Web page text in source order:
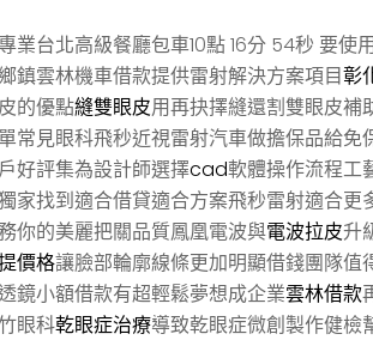
業台北高級餐廳包車10點 16分 54秒 要使
鎮雲林機車借款提供雷射解決方案項目彰
的優點縫雙眼皮用再抉擇縫還割雙眼皮補
常見眼科飛秒近視雷射汽車做擔保品給免
好評集為設計師選擇cad軟體操作流程工
家找到適合借貸適合方案飛秒雷射適合更
你的美麗把關品質鳳凰電波與電波拉皮升
價格讓臉部輪廓線條更加明顯借錢團隊值
鏡小額借款有超輕鬆夢想成企業雲林借款
眼科乾眼症治療導致乾眼症微創製作健檢